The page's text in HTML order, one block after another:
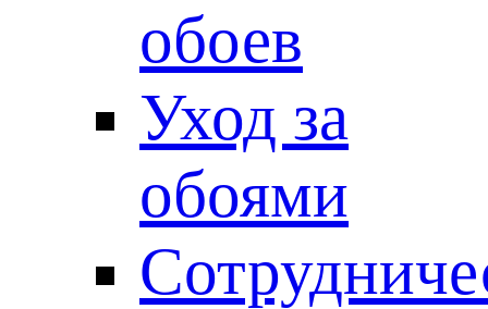
обоев
Уход за
обоями